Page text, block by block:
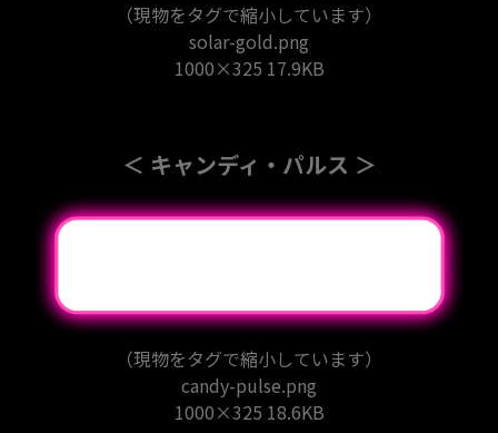
（現物をタグで縮小しています）
solar-gold.png
1000×325 17.9KB
＜ キャンディ・パルス ＞
（現物をタグで縮小しています）
candy-pulse.png
1000×325 18.6KB